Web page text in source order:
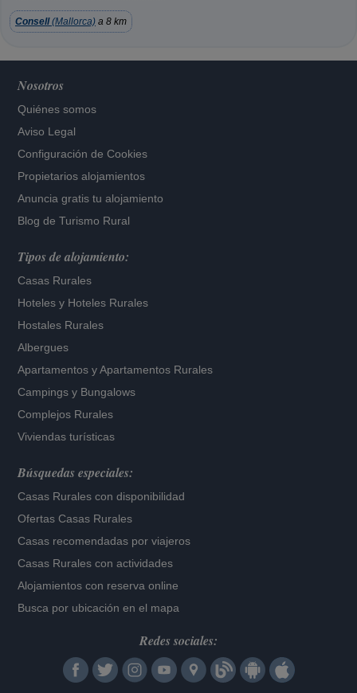
Consell(Mallorca) a 8 km
Nosotros
Quiénes somos
Aviso Legal
Configuración de Cookies
Propietarios alojamientos
Anuncia gratis tu alojamiento
Blog de Turismo Rural
Tipos de alojamiento:
Casas Rurales
Hoteles y Hoteles Rurales
Hostales Rurales
Albergues
Apartamentos yApartamentos Rurales
Campings y Bungalows
Complejos Rurales
Viviendas turísticas
Búsquedas especiales:
Casas Rurales con disponibilidad
Ofertas Casas Rurales
Casas recomendadas por viajeros
Casas Rurales con actividades
Alojamientos con reserva online
Busca por ubicación en el mapa
Redes sociales: